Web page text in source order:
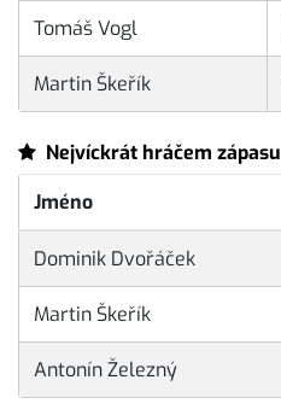
Tomáš Vogl
Martin Škeřík
Nejvíckrát hráčem zápasu
Jméno
Dominik Dvořáček
Martin Škeřík
Antonín Železný